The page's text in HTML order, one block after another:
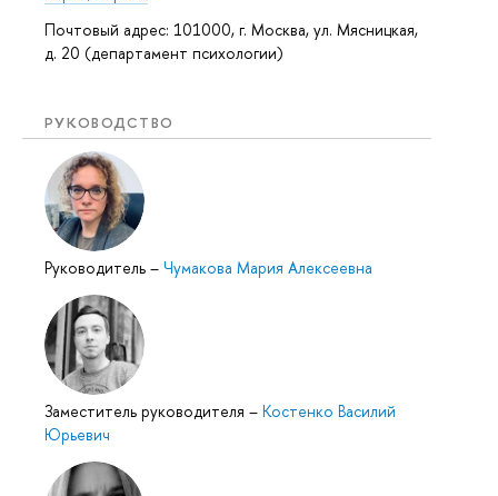
Почтовый адрес: 101000, г. Москва, ул. Мясницкая,
д. 20 (департамент психологии)
РУКОВОДСТВО
Руководитель – Чумакова Мария Алексеевна
Заместитель руководителя – Костенко Василий
Юрьевич